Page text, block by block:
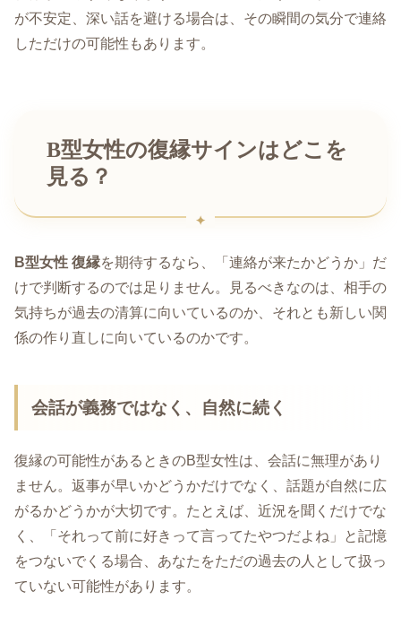
が不安定、深い話を避ける場合は、その瞬間の気分で連絡
しただけの可能性もあります。
B型女性の復縁サインはどこを
見る？
B型女性 復縁を期待するなら、「連絡が来たかどうか」だ
けで判断するのでは足りません。見るべきなのは、相手の
気持ちが過去の清算に向いているのか、それとも新しい関
係の作り直しに向いているのかです。
会話が義務ではなく、自然に続く
復縁の可能性があるときのB型女性は、会話に無理があり
ません。返事が早いかどうかだけでなく、話題が自然に広
がるかどうかが大切です。たとえば、近況を聞くだけでな
く、「それって前に好きって言ってたやつだよね」と記憶
をつないでくる場合、あなたをただの過去の人として扱っ
ていない可能性があります。